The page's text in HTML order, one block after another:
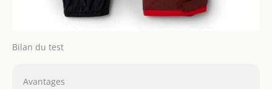
Bilan du test
Avantages